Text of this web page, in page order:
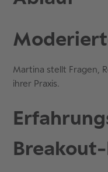
Martina stellt Fragen,
ihrer Praxis.